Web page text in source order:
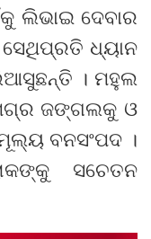
ଲିଭାଇ ଦେବାର
ଧ୍ୟାନ
। ମହୁଲ
ଜଙ୍ଗଲକୁ ଓ
ବନସଂପଦ ।
ସଚେତନ